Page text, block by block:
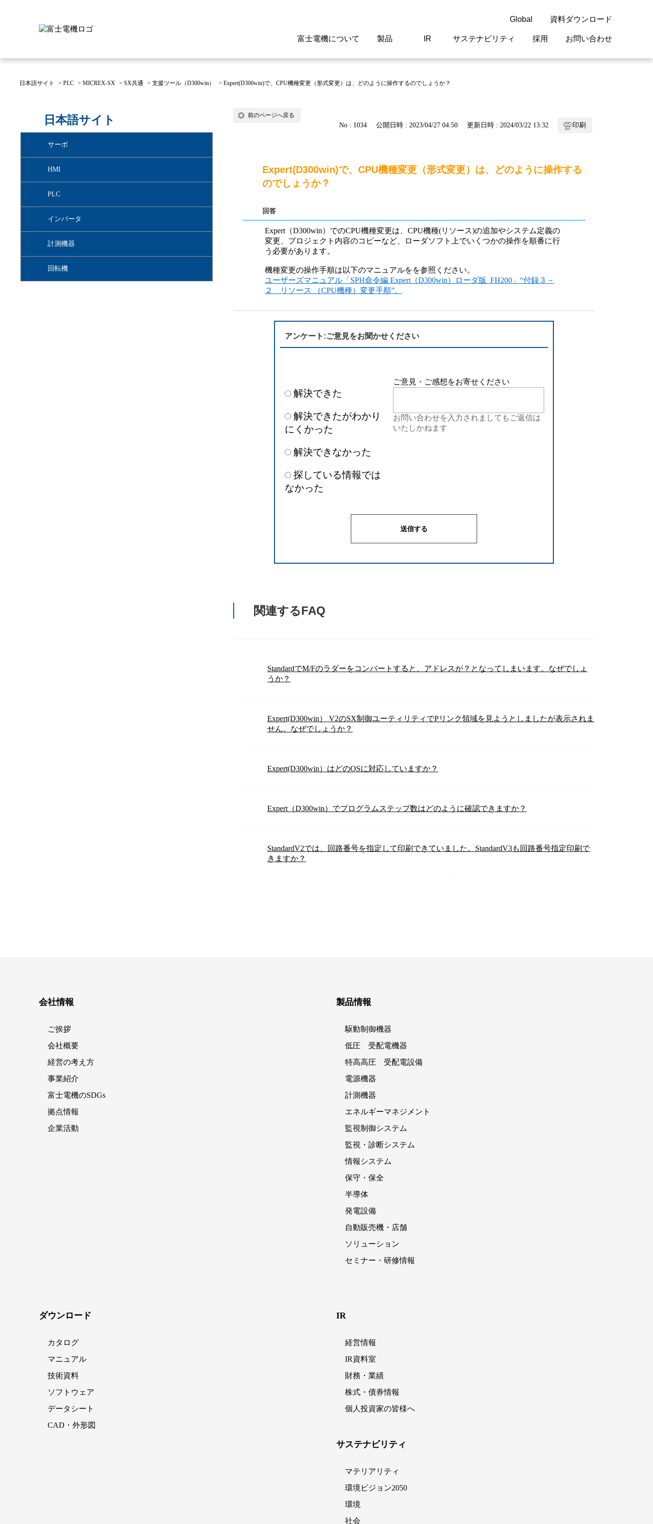
Global
閉じる
資料ダウンロード
富士電機について
富士電機についてのトップ
へ
ご挨拶
企業活動
製品
駆動制御機器
監視制御システム
半導体 発電設備
自動販売機・店舗
セミナー・研修情報
IR
株主・投資家情報のトップ
へ
経営情報
サステナビリティ
サステナビリティのトップ
へ
マテリアリティ
採用
新卒採用情報
お問い合わせ
よくあるご質問
日本語サイト > PLC > MICREX-SX > SX共通 > 支援ツール（D300win） > Expert(D300win)で、CPU機種変更（形式変更）は、どのように操作するのでしょうか？
日本語サイト
サーボ
HMI
PLC
インバータ
計測機器
回転機
前のページへ戻る
No : 1034 公開日時 : 2023/04/27 04:50 更新日時 : 2024/03/22 13:32 印刷
Expert(D300win)で、CPU機種変更（形式変更）は、どのように操作する
のでしょうか？
回答
Expert（D300win）でのCPU機種変更は、CPU機種(リソース)の追加やシステム定義の
変更、プロジェクト内容のコピーなど、ローダソフト上でいくつかの操作を順番に行
う必要があります。
機種変更の操作手順は以下のマニュアルをを参照ください。
ユーザーズマニュアル「SPH命令編 Expert（D300win）ローダ版_FH200」“付録３－
２ リソース （CPU機種）変更手順”。
アンケート:ご意見をお聞かせください
解決できた
解決できたがわかり
にくかった
解決できなかった
探している情報では
なかった
ご意見・ご感想をお寄せください
お問い合わせを入力されましてもご返信は
いたしかねます
関連するFAQ
StandardでM/Fのラダーをコンバートすると、アドレスが？となってしまいます。なぜでしょ
うか？
Expert(D300win） V2のSX制御ユーティリティでPリンク領域を見ようとしましたが表示されま
せん。なぜでしょうか？
Expert(D300win）はどのOSに対応していますか？
Expert（D300win）でプログラムステップ数はどのように確認できますか？
StandardV2では、回路番号を指定して印刷できていました。StandardV3も回路番号指定印刷で
きますか？
会社情報
ご挨拶
会社概要
経営の考え方
事業紹介
富士電機のSDGs
拠点情報
企業活動
製品情報
駆動制御機器
低圧 受配電機器
特高高圧 受配電設備
電源機器
計測機器
エネルギーマネジメント
監視制御システム
監視・診断システム
情報システム
保守・保全
半導体
発電設備
自動販売機・店舗
ソリューション
セミナー・研修情報
ダウンロード
カタログ
マニュアル
技術資料
ソフトウェア
データシート
CAD・外形図
IR
経営情報
IR資料室
財務・業績
株式・債券情報
個人投資家の皆様へ
サステナビリティ
マテリアリティ
環境ビジョン2050
環境
社会